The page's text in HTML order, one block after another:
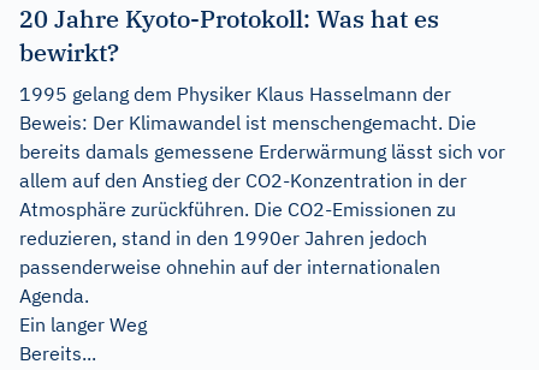
20 Jahre Kyoto-Protokoll: Was hat es
bewirkt?
1995 gelang dem Physiker Klaus Hasselmann der
Beweis: Der Klimawandel ist menschengemacht. Die
bereits damals gemessene Erderwärmung lässt sich vor
allem auf den Anstieg der CO2-Konzentration in der
Atmosphäre zurückführen. Die CO2-Emissionen zu
reduzieren, stand in den 1990er Jahren jedoch
passenderweise ohnehin auf der internationalen
Agenda.
Ein langer Weg
Bereits...